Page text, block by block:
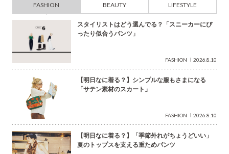
FASHION BEAUTY LIFESTYLE
スタイリストはどう選んでる？「スニーカーにぴ
ったり似合うパンツ」
FASHION 2026.8.10
【明日なに着る？】シンプルな服もさまになる
「サテン素材のスカート」
FASHION 2026.8.10
【明日なに着る？】「季節外れがちょうどいい」
夏のトップスを支える重ためパンツ